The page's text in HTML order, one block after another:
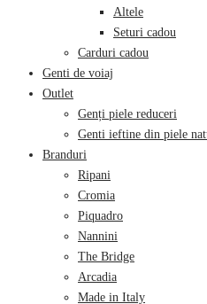
Altele
Seturi cadou
Carduri cadou
Genti de voiaj
Outlet
Genți piele reduceri
Genti ieftine din piele
Branduri
Ripani
Cromia
Piquadro
Nannini
The Bridge
Arcadia
Made in Italy